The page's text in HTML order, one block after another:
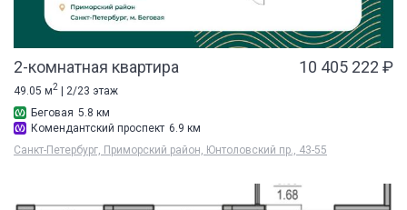
2-комнатная квартира 10 405 222 ₽
49.05 м2 | 2/23 этаж
Беговая 5.8 км
Комендантский проспект 6.9 км
Санкт-Петербург, Приморский район, Юнтоловский пр., 43-55